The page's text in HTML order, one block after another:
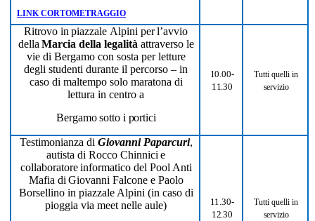
LINK CORTOMETRAGGIO
Ritrovo in piazzale Alpini per l’avvio
della Marcia della legalità attraverso le
vie di Bergamo con sosta per letture
degli studenti durante il percorso – in
caso di maltempo solo maratona di
lettura in centro a
Bergamo sotto i portici
10.00-
11.30
Tutti quelli in
servizio
Testimonianza di Giovanni Paparcuri,
autista di Rocco Chinnici e
collaboratore informatico del Pool Anti
Mafia di Giovanni Falcone e Paolo
Borsellino in piazzale Alpini (in caso di
pioggia via meet nelle aule)
11.30-
12.30
Tutti quelli in
servizio